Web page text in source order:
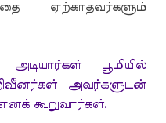
ஏற்காதவர்களும்
பூமியில்
அவர்களுடன்
கூறுவார்கள்.